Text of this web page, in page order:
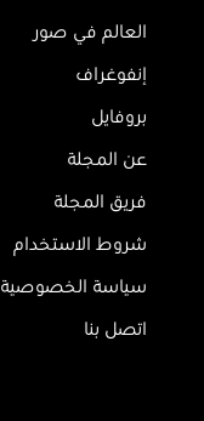
العالم في صور
إنفوغراف
بروفايل
عن المجلة
فريق المجلة
شروط الاستخدام
سياسة الخصوصية
اتصل بنا